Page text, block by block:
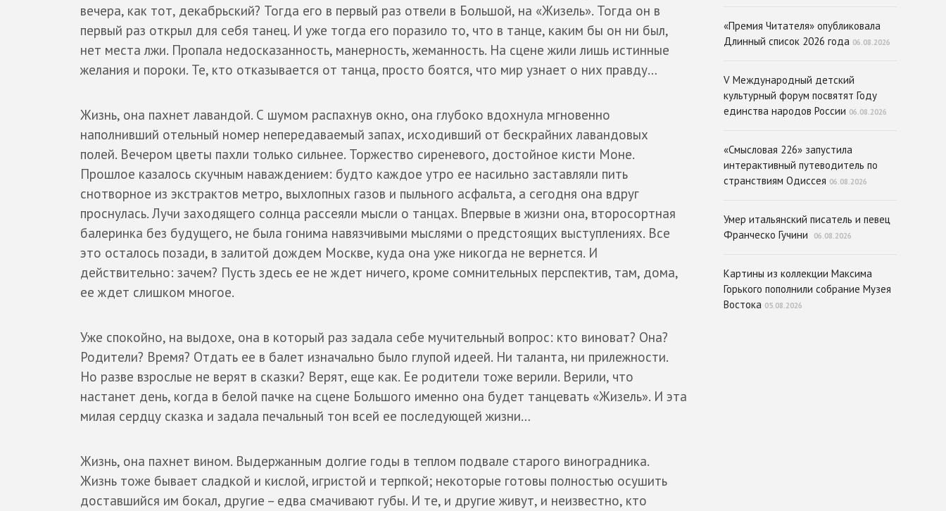
вечера, как тот, декабрьский? Тогда его в первый раз отвели в Большой, на «Жизель». Тогда он в
первый раз открыл для себя танец. И уже тогда его поразило то, что в танце, каким бы он ни был,
нет места лжи. Пропала недосказанность, манерность, жеманность. На сцене жили лишь истинные
желания и пороки. Те, кто отказывается от танца, просто боятся, что мир узнает о них правду…
Жизнь, она пахнет лавандой. С шумом распахнув окно, она глубоко вдохнула мгновенно
наполнивший отельный номер непередаваемый запах, исходивший от бескрайних лавандовых
полей. Вечером цветы пахли только сильнее. Торжество сиреневого, достойное кисти Моне.
Прошлое казалось скучным наваждением: будто каждое утро ее насильно заставляли пить
снотворное из экстрактов метро, выхлопных газов и пыльного асфальта, а сегодня она вдруг
проснулась. Лучи заходящего солнца рассеяли мысли о танцах. Впервые в жизни она, второсортная
балеринка без будущего, не была гонима навязчивыми мыслями о предстоящих выступлениях. Все
это осталось позади, в залитой дождем Москве, куда она уже никогда не вернется. И
действительно: зачем? Пусть здесь ее не ждет ничего, кроме сомнительных перспектив, там, дома,
ее ждет слишком многое.
Уже спокойно, на выдохе, она в который раз задала себе мучительный вопрос: кто виноват? Она?
Родители? Время? Отдать ее в балет изначально было глупой идеей. Ни таланта, ни прилежности.
Но разве взрослые не верят в сказки? Верят, еще как. Ее родители тоже верили. Верили, что
настанет день, когда в белой пачке на сцене Большого именно она будет танцевать «Жизель». И эта
милая сердцу сказка и задала печальный тон всей ее последующей жизни…
Жизнь, она пахнет вином. Выдержанным долгие годы в теплом подвале старого виноградника.
Жизнь тоже бывает сладкой и кислой, игристой и терпкой; некоторые готовы полностью осушить
доставшийся им бокал, другие – едва смачивают губы. И те, и другие живут, и неизвестно, кто
«Премия Читателя» опубликовала
Длинный список 2026 года 06.08.2026
V Международный детский
культурный форум посвятят Году
единства народов России 06.08.2026
«Смысловая 226» запустила
интерактивный путеводитель по
странствиям Одиссея 06.08.2026
Умер итальянский писатель и певец
Франческо Гучини
06.08.2026
Картины из коллекции Максима
Горького пополнили собрание Музея
Востока 05.08.2026